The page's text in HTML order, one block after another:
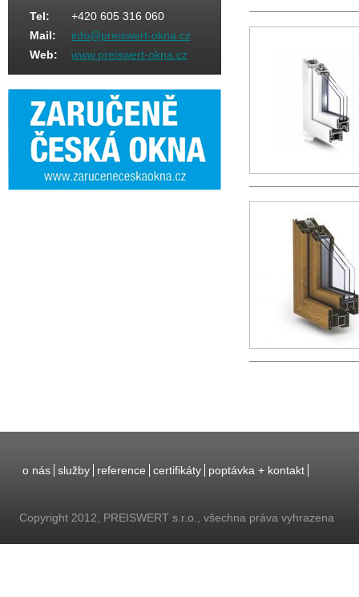
Tel:
+420 605 316 060
Mail:
info@preiswert-okna.cz
Web:
www.preiswert-okna.cz
o nás služby reference certifikáty poptávka + kontakt
Copyright 2012, PREISWERT s.r.o., všechna práva vyhrazena